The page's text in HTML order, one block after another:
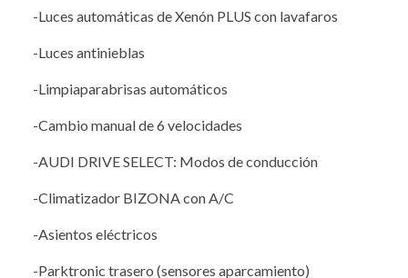
-Luces automáticas de Xenón PLUS con lavafaros
-Luces antinieblas
-Limpiaparabrisas automáticos
-Cambio manual de 6 velocidades
-AUDI DRIVE SELECT: Modos de conducción
-Climatizador BIZONA con A/C
-Asientos eléctricos
-Parktronic trasero (sensores aparcamiento)